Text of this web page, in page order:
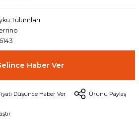
Tulumları
Haber Ver
Düşünce Haber Ver Ürünü Paylaş